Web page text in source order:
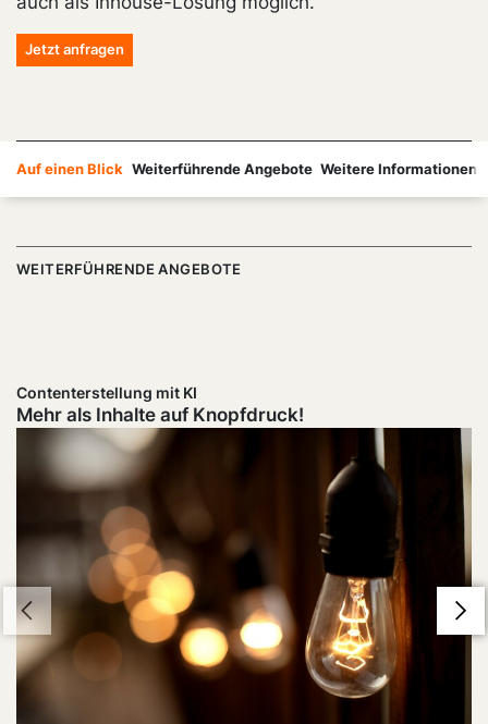
Jetzt anfragen
Auf einen Blick Weiterführende Angebote Weitere Informationen
WEITERFÜHRENDE ANGEBOTE
Contenterstellung mit KI
Mehr als Inhalte auf Knopfdruck!